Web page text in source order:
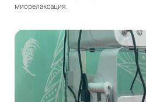
миорелаксация.